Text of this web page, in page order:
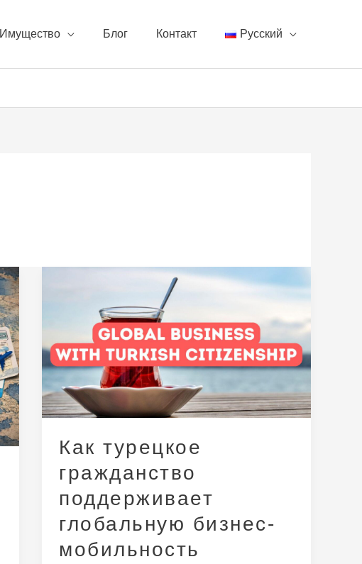
Имущество Блог Контакт Русский
Как турецкое
гражданство
поддерживает
глобальную бизнес-
мобильность
турецкое
гражданство
поддерживает
глобальную
мобильность